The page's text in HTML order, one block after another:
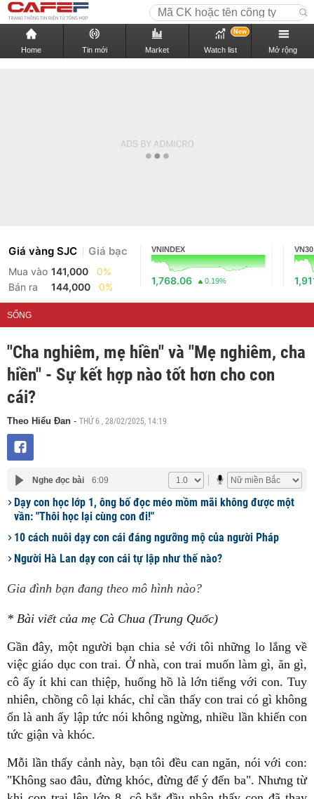
Home Tin mới Market Watch list
New
Mở rộng
Giá vàng SJC Giá bạc
Mua vào 141,000
0%
Bán ra
144,000 0%
VNINDEX
1,768.06 0.19%
VN30
SỐNG
"Cha nghiêm, mẹ hiền" và "Mẹ nghiêm, cha
hiền" - Sự kết hợp nào tốt hơn cho con
cái?
Theo Hiểu Đan - THỨ 6 , 28/02/2025, 14:19
Nghe đọc bài 6:09
Dạy con học lớp 1, ông bố đọc méo mồm mãi không được một
vần: "Thôi học lại cùng con đi!"
10 cách nuôi dạy con cái đáng ngưỡng mộ của người Pháp
Người Hà Lan dạy con cái tự lập như thế nào?
Gia đình bạn đang theo mô hình nào?
* Bài viết của mẹ Cà Chua (Trung Quốc)
Gần đây, một người bạn chia sẻ với tôi những lo lắng về
việc giáo dục con trai. Ở nhà, con trai muốn làm gì, ăn gì,
cô ấy ít khi can thiệp, huống hồ là lớn tiếng với con. Tuy
nhiên, chồng cô lại khác, chỉ cần thấy con trai có gì không
ổn là anh ấy lập tức nói không ngừng, nhiều lần khiến con
tức giận và khóc.
Mỗi lần thấy cảnh này, bạn tôi đều can ngăn, nói với con:
"Không sao đâu, đừng khóc, đừng để ý đến ba". Nhưng từ